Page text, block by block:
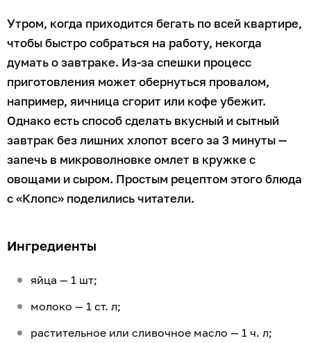
Утром, когда приходится бегать по всей квартире,
чтобы быстро собраться на работу, некогда
думать о завтраке. Из-за спешки процесс
приготовления может обернуться провалом,
например, яичница сгорит или кофе убежит.
Однако есть способ сделать вкусный и сытный
завтрак без лишних хлопот всего за 3 минуты —
запечь в микроволновке омлет в кружке с
овощами и сыром. Простым рецептом этого блюда
с «Клопс» поделились читатели.
Ингредиенты
яйца — 1 шт;
молоко — 1 ст. л;
растительное или сливочное масло — 1 ч. л;